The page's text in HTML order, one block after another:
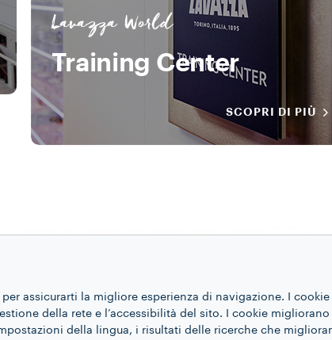
Lavazza World
Training Center
SCOPRI DI PIÙ
assicurarti la migliore esperienza di navigazione. I
della rete e l’accessibilità del sito. I cookie
della lingua, i risultati delle ricerche che